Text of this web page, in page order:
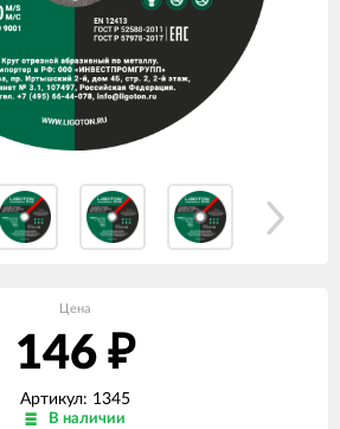
Цена
146 ₽
Артикул: 1345
В наличии